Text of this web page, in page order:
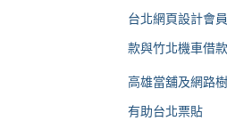
台北網頁設計會
款與竹北機車借款
高雄當舖及網路
有助台北票貼